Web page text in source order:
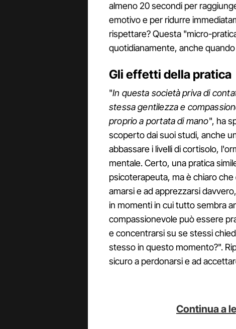
almeno 20 secondi per
emotivo e per ridurre
rispettare? Questa "micro-
quotidianamente, anche
Gli effetti della pratica
"In questa società priva di
stessa gentilezza e
proprio a portata di mano", ha
scoperto dai suoi studi, anche
abbassare i livelli di cortisolo,
mentale. Certo, una pratica
psicoterapeuta, ma è chiaro
amarsi e ad apprezzarsi
in momenti in cui tutto sembra
compassionevole può essere
e concentrarsi su se stessi
stesso in questo momento?".
sicuro a perdonarsi e ad
Continua a